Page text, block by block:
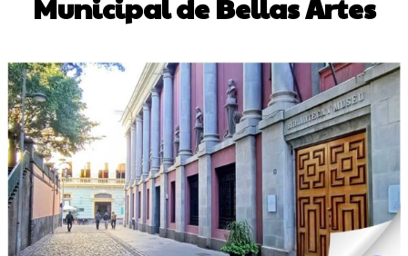
Municipal de Bellas Artes